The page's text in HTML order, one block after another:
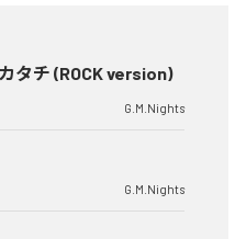
タチ (ROCK version)
G.M.Nights
G.M.Nights